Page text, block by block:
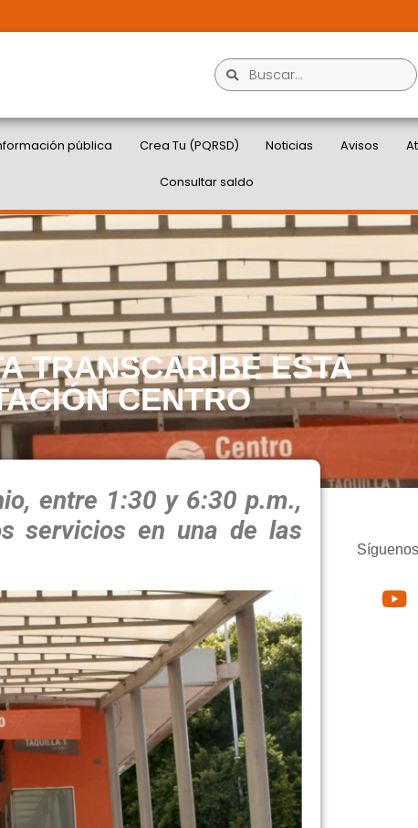
pública Crea Tu (PQRSD) Noticias Avisos
Consultar saldo
TRANSCARIBE ESTA
CENTRO
entre 1:30 y 6:30 p.m.,
servicios en una de las